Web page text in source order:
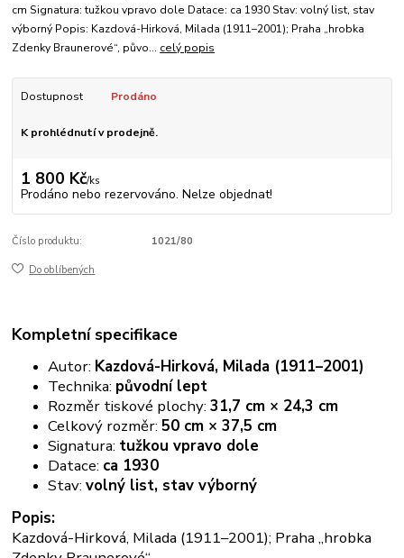
cm Signatura: tužkou vpravo dole Datace: ca 1930 Stav: volný list, stav
výborný Popis: Kazdová-Hirková, Milada (1911–2001); Praha „hrobka
Zdenky Braunerové“, půvo... celý popis
Dostupnost Prodáno
K prohlédnutí v prodejně.
1 800 Kč/ks
Prodáno nebo rezervováno. Nelze objednat!
Číslo produktu: 1021/80
Do oblíbených
Kompletní specifikace
Autor: Kazdová-Hirková, Milada (1911–2001)
Technika: původní lept
Rozměr tiskové plochy:31,7 cm × 24,3 cm
Celkový rozměr:50 cm × 37,5 cm
Signatura: tužkou vpravo dole
Datace: ca 1930
Stav:volný list, stav výborný
Popis:
Kazdová-Hirková, Milada (1911–2001); Praha „hrobka